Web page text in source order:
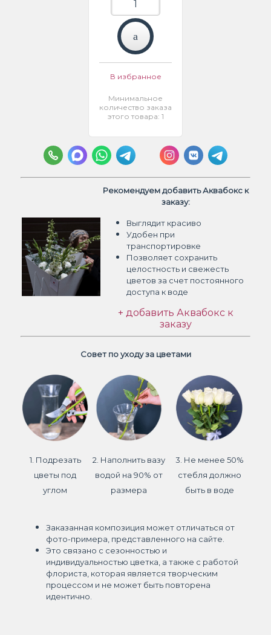
В избранное
Минимальное
количество заказа
этого товара: 1
Рекомендуем добавить Аквабокс к
заказу:
Выглядит красиво
Удобен при
транспортировке
Позволяет сохранить
целостность и свежесть
цветов за счет постоянного
доступа к воде
+ добавить Аквабокс к
заказу
Совет по уходу за цветами
1. Подрезать
цветы под
углом
2. Наполнить вазу
водой на 90% от
размера
3. Не менее 50%
стебля должно
быть в воде
Заказанная композиция может отличаться от
фото-примера, представленного на сайте.
Это связано с сезонностью и
индивидуальностью цветка, а также с работой
флориста, которая является творческим
процессом и не может быть повторена
идентично.